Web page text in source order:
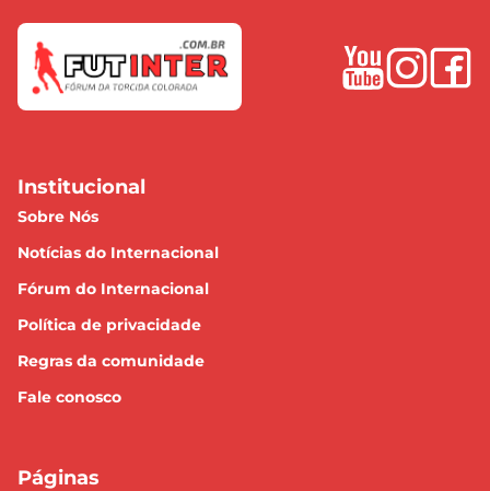
Institucional
Sobre Nós
Notícias do Internacional
Fórum do Internacional
Política de privacidade
Regras da comunidade
Fale conosco
Páginas